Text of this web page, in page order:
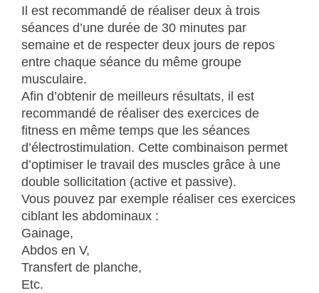
Il est recommandé de réaliser deux à trois
séances d’une durée de 30 minutes par
semaine et de respecter deux jours de repos
entre chaque séance du même groupe
musculaire.
Afin d’obtenir de meilleurs résultats, il est
recommandé de réaliser des exercices de
fitness en même temps que les séances
d’électrostimulation. Cette combinaison permet
d’optimiser le travail des muscles grâce à une
double sollicitation (active et passive).
Vous pouvez par exemple réaliser ces exercices
ciblant les abdominaux :
Gainage,
Abdos en V,
Transfert de planche,
Etc.